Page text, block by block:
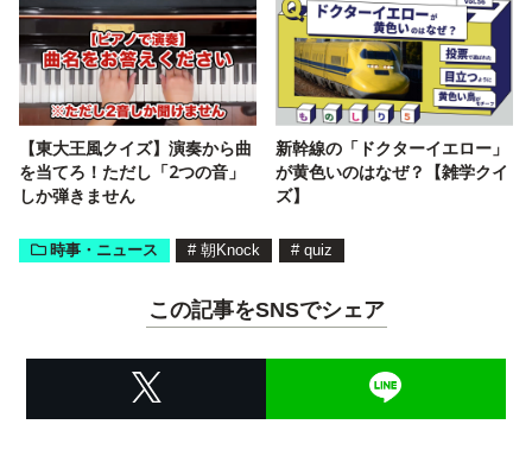
【東大王風クイズ】演奏から曲
を当てろ！ただし「2つの音」
しか弾きません
新幹線の「ドクターイエロー」
が黄色いのはなぜ？【雑学クイ
ズ】
時事・ニュース # 朝Knock # quiz
この記事をSNSでシェア